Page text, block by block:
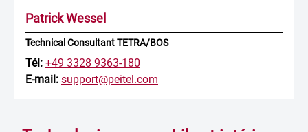
Patrick Wessel
Technical Consultant TETRA/BOS
Tél: +49 3328 9363-180
E-mail: support@peitel.com